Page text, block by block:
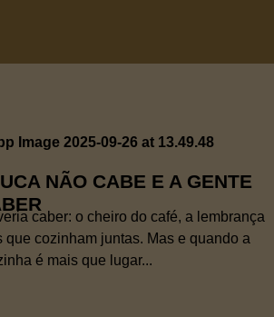
NÃO CABE E A GENTE
caber: o cheiro do café, a lembrança
que cozinham juntas. Mas e quando a
é mais que lugar...